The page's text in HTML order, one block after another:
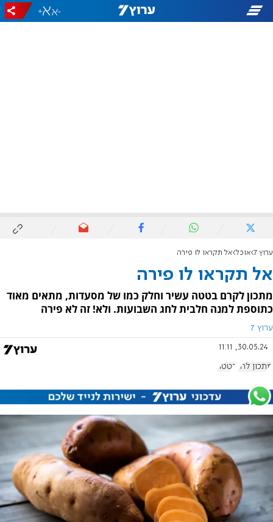
-
+
ערוץ 7 אוכל אל תקראו לו פירה
אל תקראו לו פירה
מתכון לקרם בטטה עשיר וחלק כמו של מסעדות, מתאים מאוד
כתוספת למנה חלבית לחג השבועות. ולא! זה לא פירה
ערוץ 7
30.05.24, 11:11
מתכון לחג בטטה